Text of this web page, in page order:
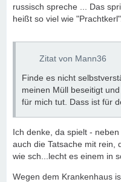
russisch spreche ... Das
heißt so viel wie
Zitat von Mann36
Finde es nicht
meinen Müll beseitigt
für mich tut. Dass ist für
Ich denke, da spielt -
auch die Tatsache mit rein,
wie sch...lecht es einem in
Wegen dem Krankenhaus